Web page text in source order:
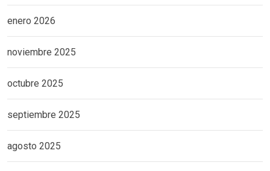
enero 2026
noviembre 2025
octubre 2025
septiembre 2025
agosto 2025